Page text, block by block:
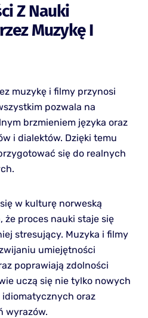
Z Nauki
Muzykę I
muzykę i filmy przynosi
pozwala na
brzmieniem języka oraz
i dialektów. Dzięki temu
się do realnych
w kulturę norweską
że proces nauki staje się
stresujący. Muzyka i filmy
umiejętności
poprawiają zdolności
uczą się nie tylko nowych
idiomatycznych oraz
wyrazów.